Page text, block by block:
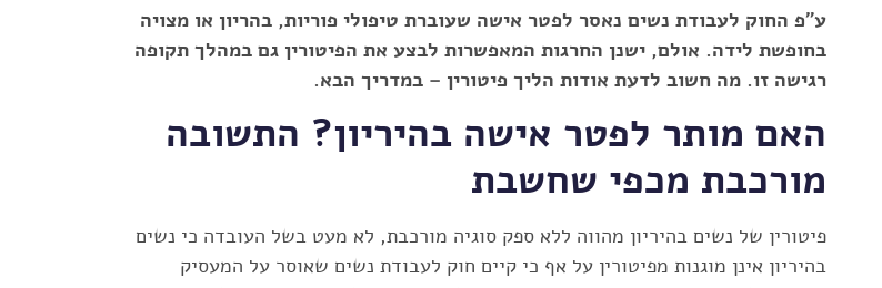
ע"פ החוק לעבודת נשים נאסר לפטר אישה שעוברת טיפולי פוריות, בהריון או מצויה
בחופשת לידה. אולם, ישנן החרגות המאפשרות לבצע את הפיטורין גם במהלך תקופה
רגישה זו. מה חשוב לדעת אודות הליך פיטורין – במדריך הבא.
האם מותר לפטר אישה בהיריון? התשובה
מורכבת מכפי שחשבת
פיטורין של נשים בהיריון מהווה ללא ספק סוגיה מורכבת, לא מעט בשל העובדה כי נשים
בהיריון אינן מוגנות מפיטורין על אף כי קיים חוק לעבודת נשים שאוסר על המעסיק